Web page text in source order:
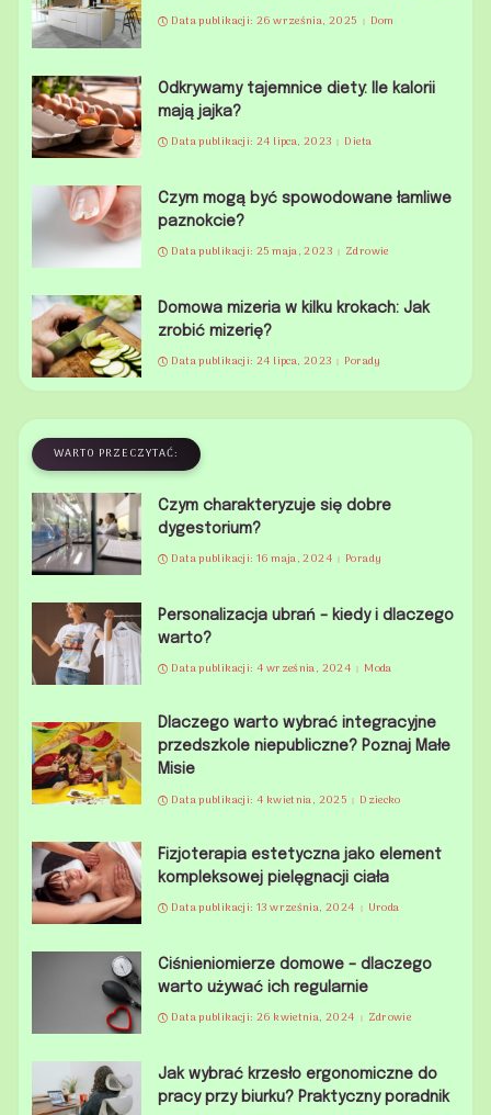
Data publikacji: 26 września, 2025 Dom
Odkrywamy tajemnice diety: Ile kalorii
mają jajka?
Data publikacji: 24 lipca, 2023 Dieta
Czym mogą być spowodowane łamliwe
paznokcie?
Data publikacji: 25 maja, 2023 Zdrowie
Domowa mizeria w kilku krokach: Jak
zrobić mizerię?
Data publikacji: 24 lipca, 2023 Porady
WARTO PRZECZYTAĆ:
Czym charakteryzuje się dobre
dygestorium?
Data publikacji: 16 maja, 2024 Porady
Personalizacja ubrań – kiedy i dlaczego
warto?
Data publikacji: 4 września, 2024 Moda
Dlaczego warto wybrać integracyjne
przedszkole niepubliczne? Poznaj Małe
Misie
Data publikacji: 4 kwietnia, 2025 Dziecko
Fizjoterapia estetyczna jako element
kompleksowej pielęgnacji ciała
Data publikacji: 13 września, 2024 Uroda
Ciśnieniomierze domowe – dlaczego
warto używać ich regularnie
Data publikacji: 26 kwietnia, 2024 Zdrowie
Jak wybrać krzesło ergonomiczne do
pracy przy biurku? Praktyczny poradnik